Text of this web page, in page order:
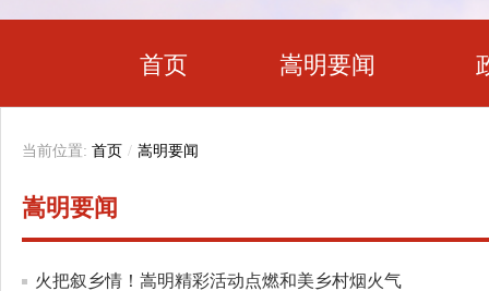
首页 嵩明要闻
当前位置: 首页 / 嵩明要闻
嵩明要闻
火把叙乡情！嵩明精彩活动点燃和美乡村烟火气